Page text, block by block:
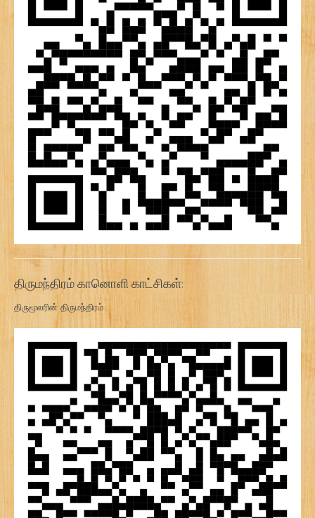
திருமந்திரம் கானொளி காட்சிகள்:
திருமூலரின் திருமந்திரம்